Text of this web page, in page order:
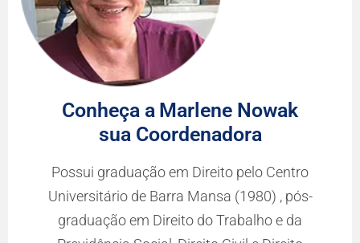
Conheça a Marlene Nowak
sua Coordenadora
Possui graduação em Direito pelo Centro
Universitário de Barra Mansa (1980) , pós-
graduação em Direito do Trabalho e da